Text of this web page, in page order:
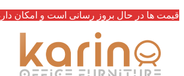
قیمت ها در حال بروز رسانی است و امکان